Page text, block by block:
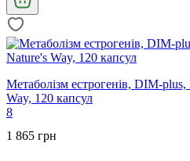
Метаболізм естрогенів, DIM-
Way, 120 капсул
8
1 865 грн